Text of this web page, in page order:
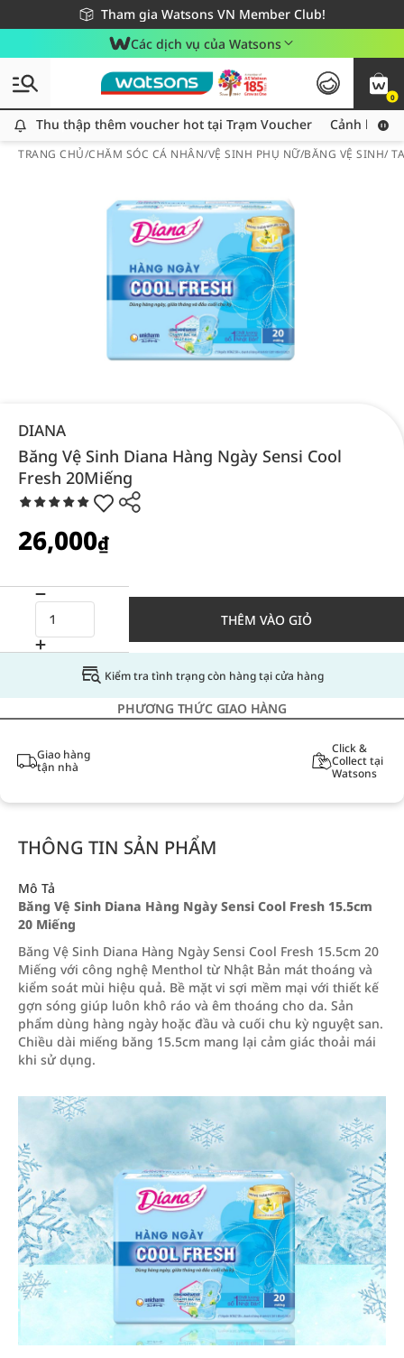
Tham gia Watsons VN Member Club!
Miễn phí giao hàng cho đơn hàng từ 249,000Đ
Giao hàng nhanh 24h - Áp dụng khu vực TP. Hồ Chí Minh
Các dịch vụ của Watsons
0
Thu thập thêm voucher hot tại Trạm Voucher
Thu thập thêm voucher hot tại Trạm Voucher Cảnh báo
TRANG CHỦ/CHĂM SÓC CÁ NHÂN/VỆ SINH PHỤ NỮ/BĂNG VỆ SINH/
DIANA
Băng Vệ Sinh Diana Hàng Ngày Sensi Cool
Fresh 20Miếng
26,000₫
THÊM VÀO GIỎ
Kiểm tra tình trạng còn hàng tại cửa hàng
PHƯƠNG THỨC GIAO HÀNG
Giao hàng
tận nhà
Click &
Collect tại
Watsons
THÔNG TIN SẢN PHẨM
Mô Tả
Băng Vệ Sinh Diana Hàng Ngày Sensi Cool Fresh 15.5cm
20 Miếng
Băng Vệ Sinh Diana Hàng Ngày Sensi Cool Fresh 15.5cm 20
Miếng với công nghệ Menthol từ Nhật Bản mát thoáng và
kiểm soát mùi hiệu quả. Bề mặt vi sợi mềm mại với thiết kế
gợn sóng giúp luôn khô ráo và êm thoáng cho da. Sản
phẩm dùng hàng ngày hoặc đầu và cuối chu kỳ nguyệt san.
Chiều dài miếng băng 15.5cm mang lại cảm giác thoải mái
khi sử dụng.